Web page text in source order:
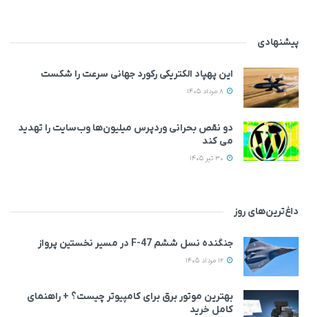
پیشنهادی
این پهپاد الکتریکی رکورد جهانی سرعت را شکست
دو نقص بحرانی وردپرس میلیون‌ها وب‌سایت را تهدید
می‌ کند
داغ‌ترین‌های روز
جنگنده نسل ششم F-47 در مسیر نخستین پرواز
بهترین موتور برق برای کامپیوتر چیست؟ + راهنمای
کامل خرید